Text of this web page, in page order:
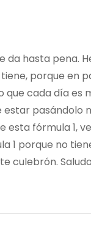
da hasta pena.
porque en
cada día es
pasándolo
esta fórmula 1,
1 porque no
culebrón.